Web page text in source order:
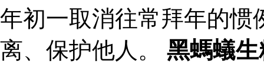
年初一取消往常拜年的惯
离、保护他人。 黑螞蟻